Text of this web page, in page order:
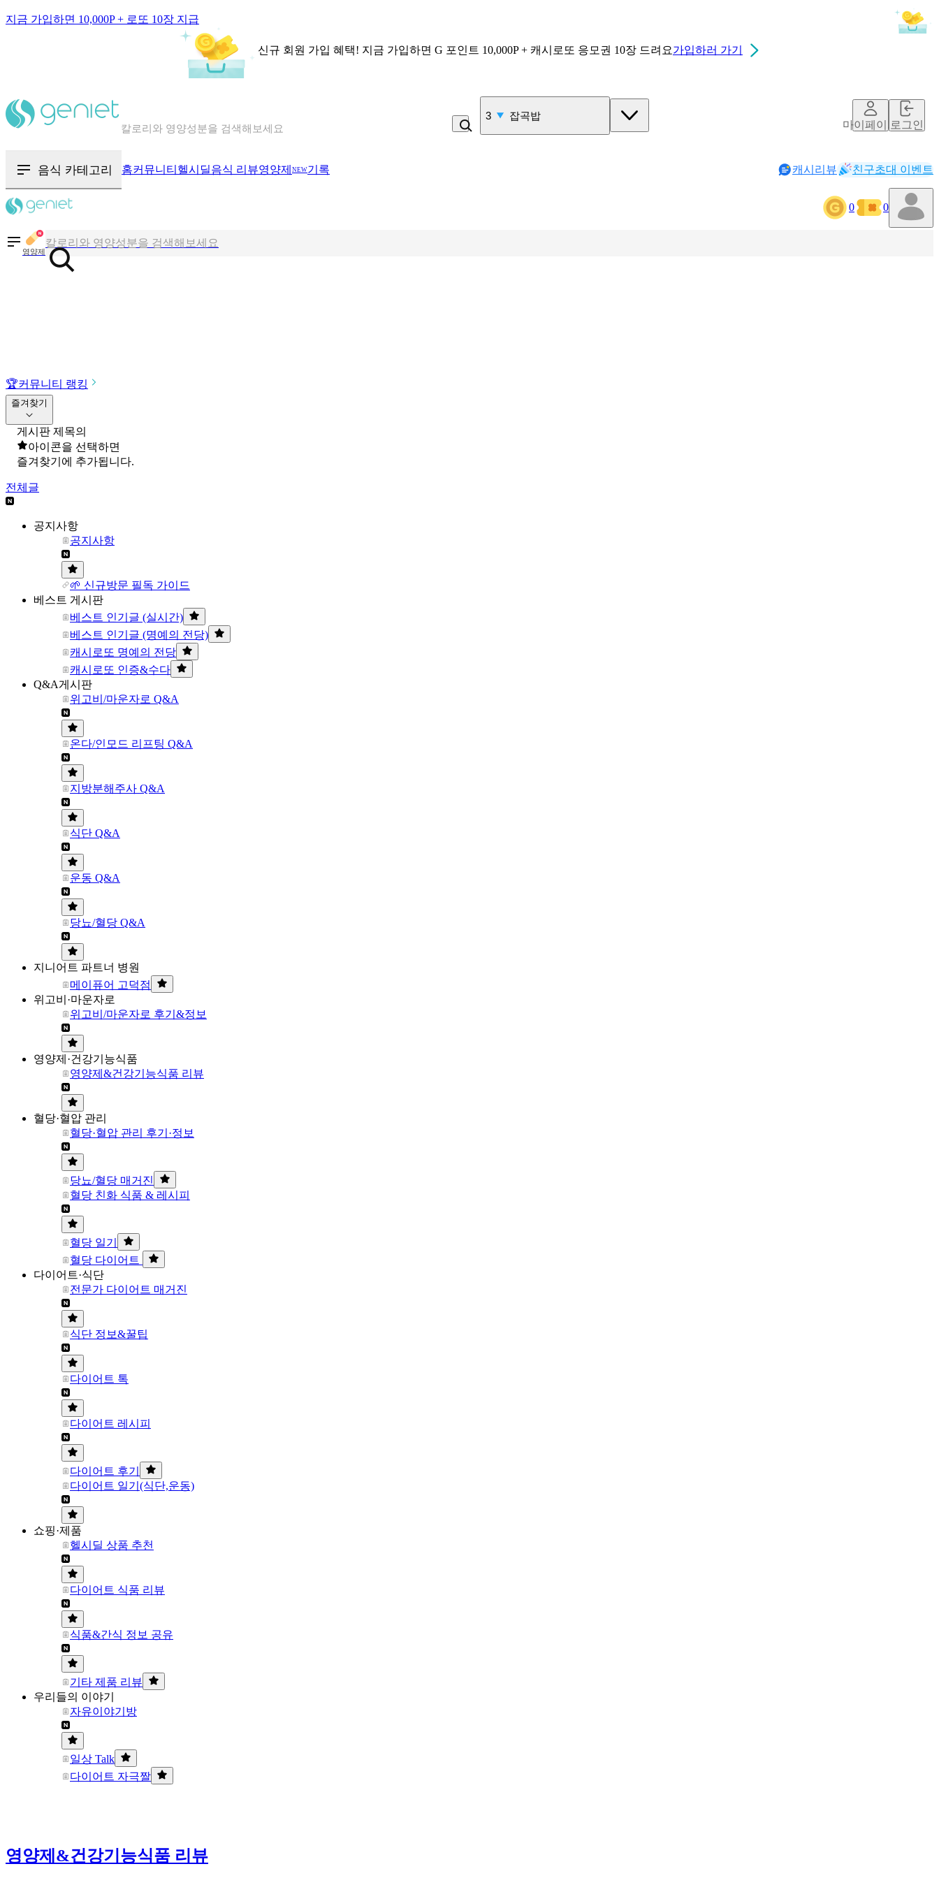
지금 가입하면 10,000P + 로또 10장 지급
신규 회원 가입 혜택! 지금 가입하면 G 포인트 10,000P + 캐시로또 응모권 10장 드려요가입하러 가기
칼로리와 영양성분을 검색해보세요
4 비_플레인 쿽
마이페이지로그인
음식 카테고리 홈커뮤니티 헬시딜음식 리뷰영양제 NEW기록 캐시리뷰 친구초대 이벤트
0 0
영양제
칼로리와 영양성분을 검색해보세요
혈당 · 다이어트 음식 검색해보세요
🏆커뮤니티 랭킹
즐겨찾기
게시판 제목의
아이콘을 선택하면
즐겨찾기에 추가됩니다.
전체글
공지사항
공지사항
🌱 신규방문 필독 가이드
베스트 게시판
베스트 인기글 (실시간)
베스트 인기글 (명예의 전당)
캐시로또 명예의 전당
캐시로또 인증&수다
Q&A게시판
위고비/마운자로 Q&A
온다/인모드 리프팅 Q&A
지방분해주사 Q&A
식단 Q&A
운동 Q&A
당뇨/혈당 Q&A
지니어트 파트너 병원
메이퓨어 고덕점
위고비·마운자로
위고비/마운자로 후기&정보
영양제·건강기능식품
영양제&건강기능식품 리뷰
혈당·혈압 관리
혈당·혈압 관리 후기·정보
당뇨/혈당 매거진
혈당 친화 식품 & 레시피
혈당 일기
혈당 다이어트
다이어트·식단
전문가 다이어트 매거진
식단 정보&꿀팁
다이어트 톡
다이어트 레시피
다이어트 후기
다이어트 일기(식단,운동)
쇼핑·제품
헬시딜 상품 추천
다이어트 식품 리뷰
식품&간식 정보 공유
기타 제품 리뷰
우리들의 이야기
자유이야기방
일상 Talk
다이어트 자극짤
영양제&건강기능식품 리뷰